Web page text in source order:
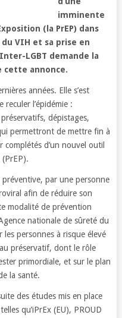
imminente
(la PrEP) dans
VIH et sa prise en
LGBT demande la
cette annonce.
années. Elle s’est
l’épidémie :
dépistages,
permettront de mettre fin à
complétés d’un nouvel outil
par une personne
afin de réduire son
modalité de prévention
nationale de sûreté du
personnes à risque élevé
préservatif, dont le rôle
primordiale, et sur le plan
la santé.
des études mis en place
qu’iPrEx (EU), PROUD